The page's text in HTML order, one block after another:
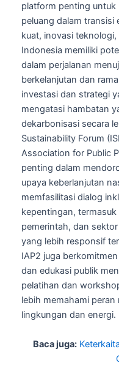
platform penting
peluang dalam transisi
kuat, inovasi
Indonesia memiliki
dalam perjalanan
berkelanjutan dan
investasi dan strategi
mengatasi hambatan
dekarbonisasi secara
Sustainability Forum
Association for Public
penting dalam
upaya keberlanjutan
memfasilitasi dialog
kepentingan,
pemerintah, dan
yang lebih responsif
IAP2 juga
dan edukasi publik
pelatihan dan
lebih memahami peran
lingkungan dan energi.
Baca juga: